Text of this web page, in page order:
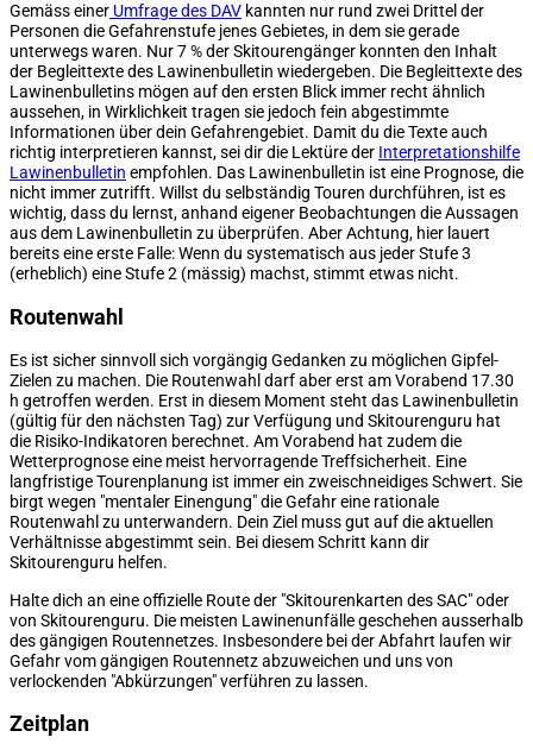
Gemäss einer Umfrage des DAV kannten nur rund zwei Drittel der
Personen die Gefahrenstufe jenes Gebietes, in dem sie gerade
unterwegs waren. Nur 7 % der Skitourengänger konnten den Inhalt
der Begleittexte des Lawinenbulletin wiedergeben. Die Begleittexte des
Lawinenbulletins mögen auf den ersten Blick immer recht ähnlich
aussehen, in Wirklichkeit tragen sie jedoch fein abgestimmte
Informationen über dein Gefahrengebiet. Damit du die Texte auch
richtig interpretieren kannst, sei dir die Lektüre der Interpretationshilfe
Lawinenbulletin empfohlen. Das Lawinenbulletin ist eine Prognose, die
nicht immer zutrifft. Willst du selbständig Touren durchführen, ist es
wichtig, dass du lernst, anhand eigener Beobachtungen die Aussagen
aus dem Lawinenbulletin zu überprüfen. Aber Achtung, hier lauert
bereits eine erste Falle: Wenn du systematisch aus jeder Stufe 3
(erheblich) eine Stufe 2 (mässig) machst, stimmt etwas nicht.
Routenwahl
Es ist sicher sinnvoll sich vorgängig Gedanken zu möglichen Gipfel-
Zielen zu machen. Die Routenwahl darf aber erst am Vorabend 17.30
h getroffen werden. Erst in diesem Moment steht das Lawinenbulletin
(gültig für den nächsten Tag) zur Verfügung und Skitourenguru hat
die Risiko-Indikatoren berechnet. Am Vorabend hat zudem die
Wetterprognose eine meist hervorragende Treffsicherheit. Eine
langfristige Tourenplanung ist immer ein zweischneidiges Schwert. Sie
birgt wegen "mentaler Einengung" die Gefahr eine rationale
Routenwahl zu unterwandern. Dein Ziel muss gut auf die aktuellen
Verhältnisse abgestimmt sein. Bei diesem Schritt kann dir
Skitourenguru helfen.
Halte dich an eine offizielle Route der "Skitourenkarten des SAC" oder
von Skitourenguru. Die meisten Lawinenunfälle geschehen ausserhalb
des gängigen Routennetzes. Insbesondere bei der Abfahrt laufen wir
Gefahr vom gängigen Routennetz abzuweichen und uns von
verlockenden "Abkürzungen" verführen zu lassen.
Zeitplan